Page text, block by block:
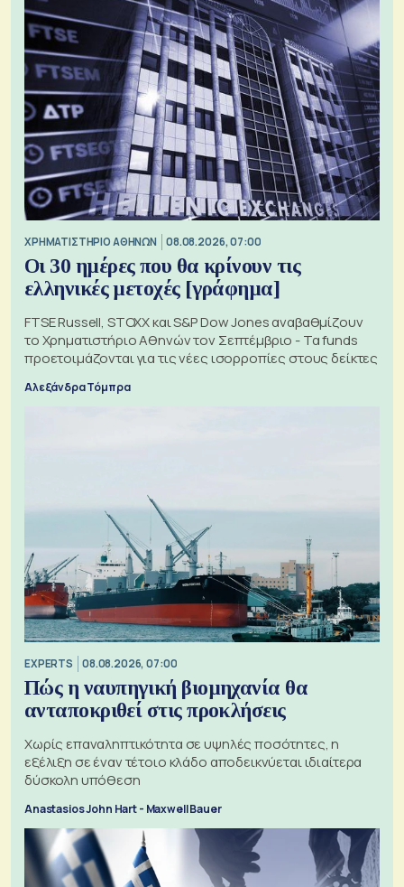
XΡΗΜΑΤΙΣΤΗΡΙΟ ΑΘΗΝΩΝ 08.08.2026, 07:00
Οι 30 ημέρες που θα κρίνουν τις
ελληνικές μετοχές [γράφημα]
FTSE Russell, STOXX και S&P Dow Jones αναβαθμίζουν
το Χρηματιστήριο Αθηνών τον Σεπτέμβριο - Τα funds
προετοιμάζονται για τις νέες ισορροπίες στους δείκτες
Αλεξάνδρα Τόμπρα
EXPERTS 08.08.2026, 07:00
Πώς η ναυπηγική βιομηχανία θα
ανταποκριθεί στις προκλήσεις
Χωρίς επαναληπτικότητα σε υψηλές ποσότητες, η
εξέλιξη σε έναν τέτοιο κλάδο αποδεικνύεται ιδιαίτερα
δύσκολη υπόθεση
Anastasios John Hart - Maxwell Bauer